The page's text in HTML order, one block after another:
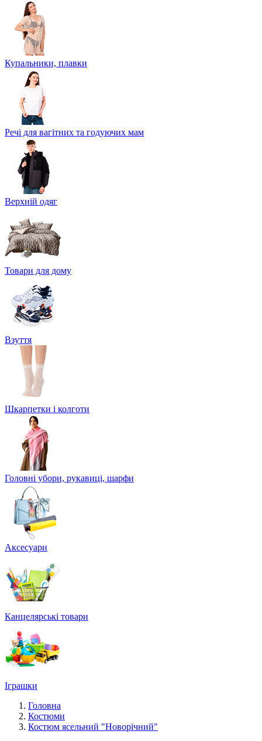
Купальники, плавки
Речі для вагітних та годуючих мам
Верхній одяг
Товари для дому
Взуття
Шкарпетки і колготи
Головні убори, рукавиці, шарфи
Аксесуари
Канцелярські товари
Іграшки
Головна
Костюми
Костюм ясельний "Новорічний"